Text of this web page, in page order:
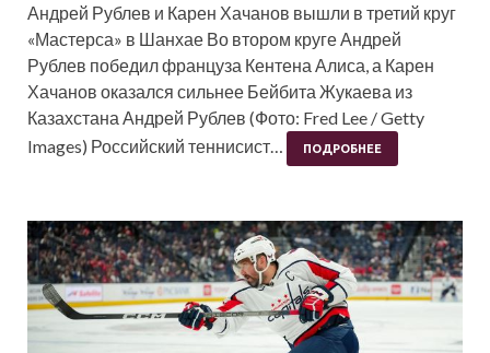
Андрей Рублев и Карен Хачанов вышли в третий круг
«Мастерса» в Шанхае Во втором круге Андрей
Рублев победил француза Кентена Алиса, а Карен
Хачанов оказался сильнее Бейбита Жукаева из
Казахстана Андрей Рублев (Фото: Fred Lee / Getty
Images) Российский теннисист…
ПОДРОБНЕЕ